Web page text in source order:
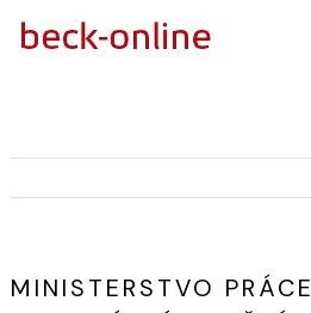
MINISTERSTVO PRÁCE